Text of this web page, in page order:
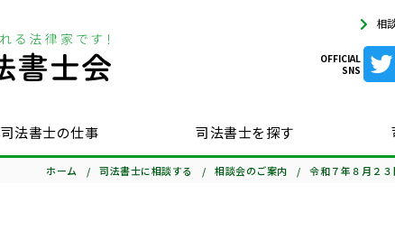
相
OFFICIAL
SNS
司法書士の仕事 司法書士を探す
ホーム 司法書士に相談する 相談会のご案内 令和７年８月２